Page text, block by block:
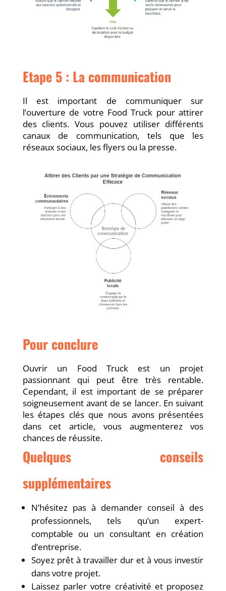
Etape 5 : La communication
Il est important de communiquer sur
l’ouverture de votre Food Truck pour attirer
des clients. Vous pouvez utiliser différents
canaux de communication, tels que les
réseaux sociaux, les flyers ou la presse.
Pour conclure
Ouvrir un Food Truck est un projet
passionnant qui peut être très rentable.
Cependant, il est important de se préparer
soigneusement avant de se lancer. En suivant
les étapes clés que nous avons présentées
dans cet article, vous augmenterez vos
chances de réussite.
Quelques conseils
supplémentaires
N’hésitez pas à demander conseil à des
professionnels, tels qu’un expert-
comptable ou un consultant en création
d’entreprise.
Soyez prêt à travailler dur et à vous investir
dans votre projet.
Laissez parler votre créativité et proposez